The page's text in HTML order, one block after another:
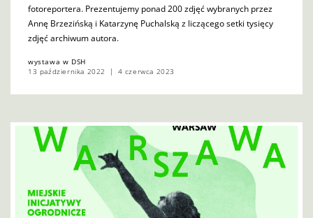
fotoreportera. Prezentujemy ponad 200 zdjęć wybranych przez
Annę Brzezińską i Katarzynę Puchalską z liczącego setki tysięcy
zdjęć archiwum autora.
wystawa w DSH
13 października 2022
4 czerwca 2023